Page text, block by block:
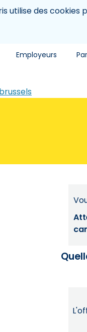
utilise des cookies
Employeurs